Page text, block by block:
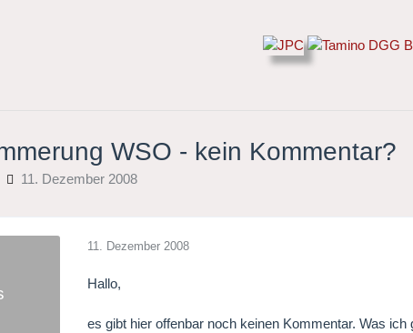
WSO - kein Kommentar?
11. Dezember 2008
11. Dezember 2008
Hallo,
es gibt hier offenbar noch keinen Kommentar. Was